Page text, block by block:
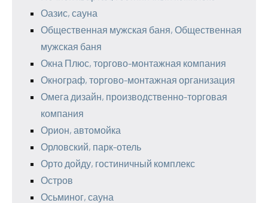
Оазис, сауна
Общественная мужская баня, Общественная
мужская баня
Окна Плюс, торгово-монтажная компания
Окнограф, торгово-монтажная организация
Омега дизайн, производственно-торговая
компания
Орион, автомойка
Орловский, парк-отель
Орто дойду, гостиничный комплекс
Остров
Осьминог, сауна